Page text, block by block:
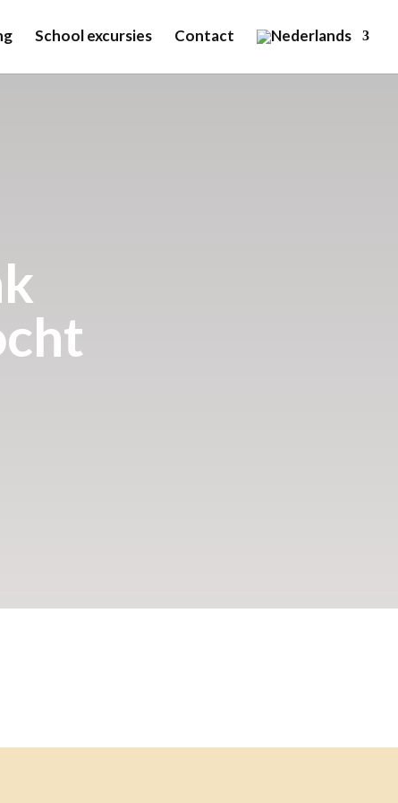
School excursies Contact